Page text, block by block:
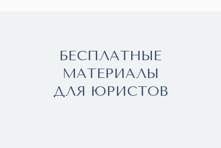
БЕСПЛАТНЫЕ
МАТЕРИАЛЫ
ДЛЯ ЮРИСТОВ